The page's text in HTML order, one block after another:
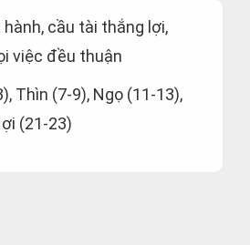
hành, cầu tài thắng lợi,
việc đều thuận
Thìn (7-9), Ngọ (11-13),
(21-23)